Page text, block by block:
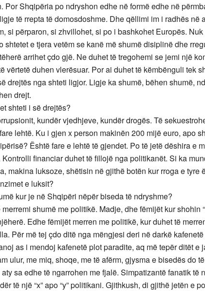
Por Shqipëria po ndryshon edhe në formë edhe në
të rrepta të domosdoshme. Dhe qëllimi im i radhës në
si përparon, si zhvillohet, si po i bashkohet Europës.
shtetet e tjera vetëm se kanë më shumë disiplinë dhe
arrihet çdo gjë. Ne duhet të tregohemi se jemi një
vërtetë duhen vlerësuar. Por ai duhet të këmbënguli tek
drejtës nga shteti ligjor. Ligje ka shumë, bëhen shumë,
drejt.
shteti i së drejtës?
kundër vjedhjeve, kundër drogës. Të
lehtë. Ku i gjen x person makinën 200 mijë euro, apo
Është fare e lehtë të gjendet. Po të jetë dëshira e
financiar duhet të fillojë nga politikanët. Si ka
makina luksoze, shëtisin në gjithë botën kur rroga e tyre
e luksit?
kur je në Shqipëri nëpër biseda të ndryshme?
shumë me politikë. Madje, dhe fëmijët kur shohin
Edhe fëmijët merren me politikë, kur duhet të
Për më tej çdo ditë nga mëngjesi deri në darkë
as i mendoj kafenetë plot paradite, aq më tepër ditët e
ulur, me miq, shoqe, me të afërm, gjysma e bisedës do
sa edhe të ngarrohen me fjalë. Simpatizantë fanatik të
të një “x” apo “y” politikani. Gjithkush, di gjithë jetën e